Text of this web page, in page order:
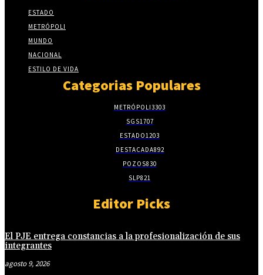
ESTADO
METRÓPOLI
MUNDO
NACIONAL
ESTILO DE VIDA
Categorias Populares
METRÓPOLI3303
SGS1707
ESTADO1203
DESTACADA892
POZOS830
SLP821
Editor Picks
El PJE entrega constancias a la profesionalización de sus
integrantes
agosto 9, 2026